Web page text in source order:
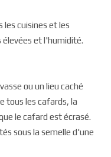
cuisines et les
et l'humidité.
ou un lieu caché
tous les cafards, la
le cafard est écrasé.
sous la semelle d'une